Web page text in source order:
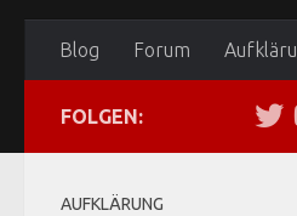
Blog Forum
FOLGEN:
AUFKLÄRUNG